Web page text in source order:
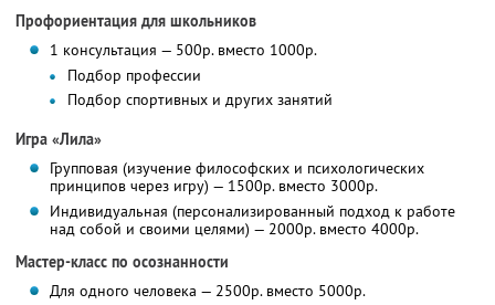
Профориентация для школьников
1 консультация — 500р. вместо 1000р.
Подбор профессии
Подбор спортивных и других занятий
Игра «Лила»
Групповая (изучение философских и психологических
принципов через игру) — 1500р. вместо 3000р.
Индивидуальная (персонализированный подход к работе
над собой и своими целями) — 2000р. вместо 4000р.
Мастер-класс по осознанности
Для одного человека — 2500р. вместо 5000р.